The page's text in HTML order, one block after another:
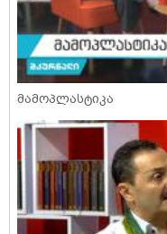
მამოპლასტიკა